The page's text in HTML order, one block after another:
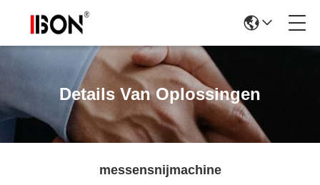
Details Van Oplossingen
messensnijmachine